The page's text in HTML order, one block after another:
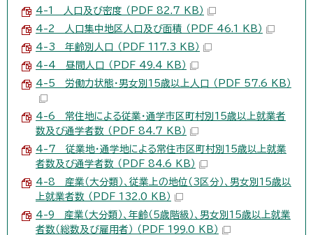
4-1 人口及び密度 （PDF 82.7 KB）
4-2 人口集中地区人口及び面積 （PDF 46.1 KB）
4-3 年齢別人口 （PDF 117.3 KB）
4-4 昼間人口 （PDF 49.4 KB）
4-5 労働力状態・男女別15歳以上人口 （PDF 57.6 KB）
4-6 常住地による従業・通学市区町村別15歳以上就業者
数及び通学者数 （PDF 84.7 KB）
4-7 従業地・通学地による常住市区町村別15歳以上就業
者数及び通学者数 （PDF 84.6 KB）
4-8 産業（大分類）、従業上の地位（3区分）、男女別15歳以
上就業者数 （PDF 132.0 KB）
4-9 産業（大分類）、年齢（5歳階級）、男女別15歳以上就業
者数（総数及び雇用者） （PDF 199.0 KB）